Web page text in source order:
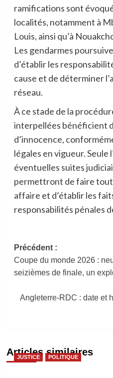
ramifications sont
localités, notamment à
Louis, ainsi qu’à
Les gendarmes
d’établir les
cause et de déterminer
réseau.
À ce stade de la
interpellées bénéficient
d’innocence,
légales en vigueur. Seule
éventuelles suites
permettront de faire
affaire et d’établir les
responsabilités pénales
Navigation
d’article
Précédent :
Coupe du monde 2026 :
seizièmes de finale, un
Angleterre-RDC : date et
Articles similaires
JUSTICE POLITIQUE